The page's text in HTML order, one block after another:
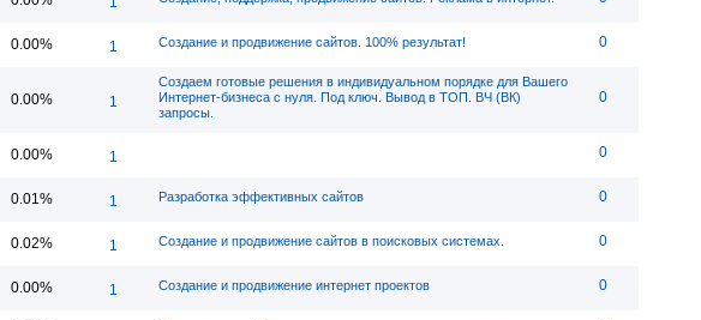
0.00% 1 Создание и продвижение сайтов. 100% результат! 0
0.00% 1
Создаем готовые решения в индивидуальном порядке для Вашего
Интернет-бизнеса с нуля. Под ключ. Вывод в ТОП. ВЧ (ВК)
запросы.
0
0.00% 1 0
0.01% 1 Разработка эффективных сайтов 0
0.02% 1 Создание и продвижение сайтов в поисковых системах. 0
0.00% 1 Создание и продвижение интернет проектов 0